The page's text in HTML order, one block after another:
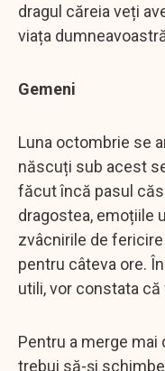
dragul căreia veți
viața
Gemeni
Luna octombrie se
născuți sub acest
făcut încă pasul
dragostea, emoțiile
zvâcnirile de
pentru câteva ore.
utili, vor constata
Pentru a merge mai
trebui să-și